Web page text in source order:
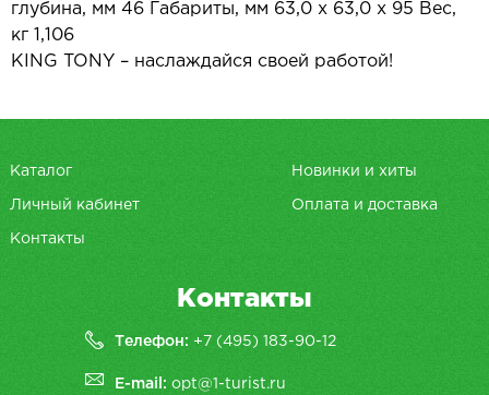
глубина, мм 46 Габариты, мм 63,0 х 63,0 х 95 Вес,
кг 1,106
KING TONY – наслаждайся своей работой!
Каталог Новинки и хиты
Личный кабинет Оплата и доставка
Контакты
Контакты
Телефон: +7 (495) 183-90-12
E-mail:opt@1-turist.ru